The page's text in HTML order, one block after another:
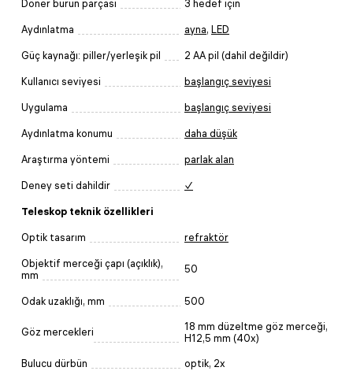
Döner burun parçası 3 hedef için
Aydınlatma ayna, LED
Güç kaynağı: piller/yerleşik pil 2 AA pil (dahil değildir)
Kullanıcı seviyesi başlangıç seviyesi
Uygulama başlangıç seviyesi
Aydınlatma konumu daha düşük
Araştırma yöntemi parlak alan
Deney seti dahildir ✓
Teleskop teknik özellikleri
Optik tasarım refraktör
Objektif merceği çapı (açıklık),
mm
50
Odak uzaklığı, mm 500
Göz mercekleri
18 mm düzeltme göz merceği,
H12,5 mm (40x)
Bulucu dürbün optik, 2x